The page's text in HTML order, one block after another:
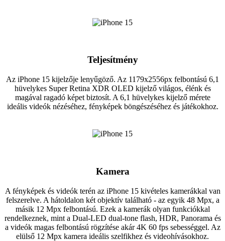
Teljesítmény
Az iPhone 15 kijelzője lenyűgöző. Az 1179x2556px felbontású 6,1
hüvelykes Super Retina XDR OLED kijelző világos, élénk és
magával ragadó képet biztosít. A 6,1 hüvelykes kijelző mérete
ideális videók nézéséhez, fényképek böngészéséhez és játékokhoz.
Kamera
A fényképek és videók terén az iPhone 15 kivételes kamerákkal van
felszerelve. A hátoldalon két objektív található - az egyik 48 Mpx, a
másik 12 Mpx felbontású. Ezek a kamerák olyan funkciókkal
rendelkeznek, mint a Dual-LED dual-tone flash, HDR, Panorama és
a videók magas felbontású rögzítése akár 4K 60 fps sebességgel. Az
elülső 12 Mpx kamera ideális szelfikhez és videohívásokhoz.